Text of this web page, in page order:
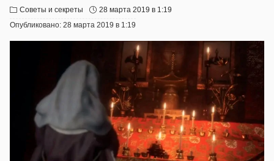
Советы и секреты
28 марта 2019 в 1:19
Опубликовано: 28 марта 2019 в 1:19